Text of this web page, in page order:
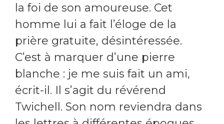
la foi de son amoureuse. Cet
homme lui a fait l’éloge de la
prière gratuite, désintéressée.
C’est à marquer d’une pierre
blanche : je me suis fait un ami,
écrit-il. Il s’agit du révérend
Twichell. Son nom reviendra dans